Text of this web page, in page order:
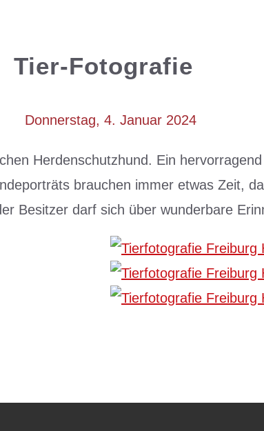
Tier-Fotografie
Donnerstag, 4. Januar 2024
Herdenschutzhund. Ein
brauchen immer etwas Zeit,
Besitzer darf sich über wunderbare